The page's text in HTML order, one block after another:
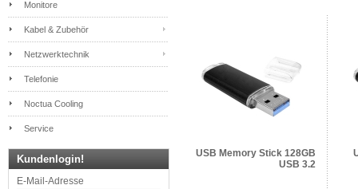
USB Memory Stick 128GB
USB 3.2
Monitore
Kabel & Zubehör
Netzwerktechnik
Telefonie
Noctua Cooling
Service
Kundenlogin!
E-Mail-Adresse